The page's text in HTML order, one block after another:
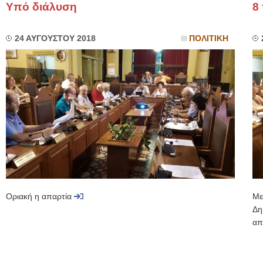
Υπό διάλυση
24 ΑΥΓΟΥΣΤΟΥ 2018 ΠΟΛΙΤΙΚΗ
Οριακή η απαρτία
8